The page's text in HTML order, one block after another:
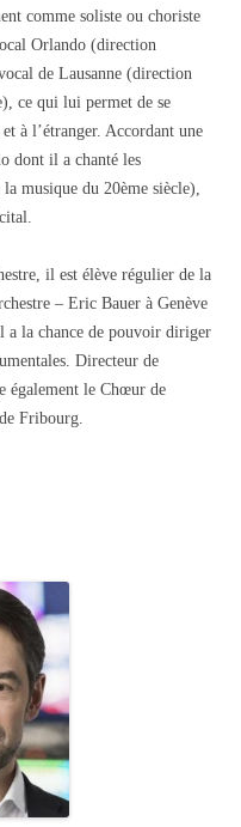
comme soliste ou choriste
Orlando (direction
de Lausanne (direction
ce qui lui permet de se
à l’étranger. Accordant une
dont il a chanté les
musique du 20ème siècle),
il est élève régulier de la
– Eric Bauer à Genève
a la chance de pouvoir diriger
Directeur de
également le Chœur de
Fribourg.